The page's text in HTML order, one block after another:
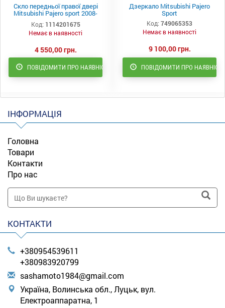
Скло передньої правої двері
Mitsubishi Pajero sport 2008-
2015
Код: 1114201675
Немає в наявності
4 550,00 грн.
ПОВІДОМИТИ ПРО НАЯВНІСТЬ
Дзеркало Mitsubishi Pajero
Sport
Код: 749065353
Немає в наявності
9 100,00 грн.
ПОВІДОМИТИ ПРО
ІНФОРМАЦІЯ
Головна
Товари
Контакти
Про нас
КОНТАКТИ
+380954539611
+380983920799
sashamoto1984@gmail.com
Україна, Волинська обл., Луцьк, вул.
Електроаппаратна, 1